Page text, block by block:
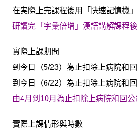
在実際上完課程後用「快速記憶機
研讀完「字彙倍增」漢語講解課程
實際上課期間
到今日（5/23）為止扣除上病院和
到今日（6/22）為止扣除上病院和
由4月到10月為止扣除上病院和回
實際上課情形與時數